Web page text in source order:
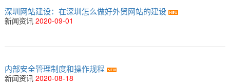
深圳网站建设：在深圳怎么做好外贸网站的建设
新闻资讯 2020-09-01
内部安全管理制度和操作规程
新闻资讯 2020-08-18